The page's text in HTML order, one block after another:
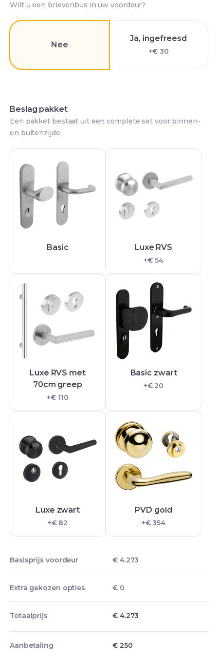
Wilt u een brievenbus in uw voordeur?
Nee
Ja, ingefreesd
+€ 30
Beslag pakket
Een pakket bestaat uit een complete set voor binnen-
en buitenzijde.
Basic Luxe RVS
+€ 54
Luxe RVS met
70cm greep
+€ 110
Basic zwart
+€ 20
Luxe zwart
+€ 82
PVD gold
+€ 354
Basisprijs voordeur € 4.273
Extra gekozen opties € 0
Totaalprijs € 4.273
Aanbetaling €250